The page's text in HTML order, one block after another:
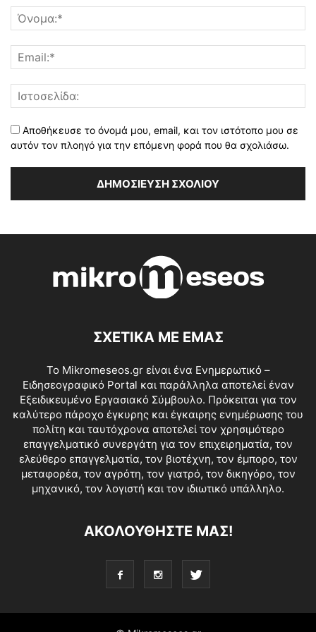
Αποθήκευσε το όνομά μου, email, και τον ιστότοπο μου σε
αυτόν τον πλοηγό για την επόμενη φορά που θα σχολιάσω.
ΣΧΕΤΙΚΑ ΜΕ ΕΜΑΣ
Το Mikromeseos.gr είναι ένα Ενημερωτικό –
Ειδησεογραφικό Portal και παράλληλα αποτελεί έναν
Εξειδικευμένο Εργασιακό Σύμβουλο. Πρόκειται για τον
καλύτερο πάροχο έγκυρης και έγκαιρης ενημέρωσης του
πολίτη και ταυτόχρονα αποτελεί τον χρησιμότερο
επαγγελματικό συνεργάτη για τον επιχειρηματία, τον
ελεύθερο επαγγελματία, τον βιοτέχνη, τον έμπορο, τον
μεταφορέα, τον αγρότη, τον γιατρό, τον δικηγόρο, τον
μηχανικό, τον λογιστή και τον ιδιωτικό υπάλληλο.
ΑΚΟΛΟΥΘΗΣΤΕ ΜΑΣ!